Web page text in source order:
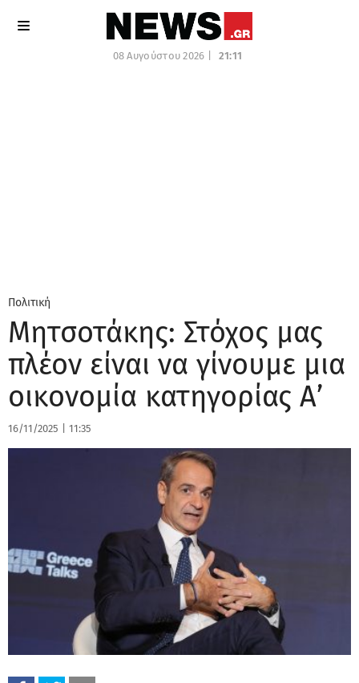
08 Αυγούστου 2026 | 21:11
Πολιτική
Μητσοτάκης: Στόχος μας
πλέον είναι να γίνουμε μια
οικονομία κατηγορίας Α’
16/11/2025 11:35